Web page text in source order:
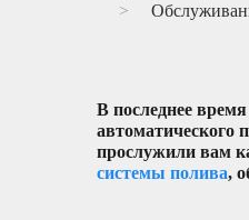
В последнее
автоматического
прослужили вам
системы полива,